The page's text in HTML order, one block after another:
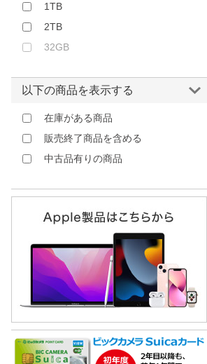
1TB
2TB
32GB
以下の商品を表示する
在庫がある商品
販売終了商品を含める
中古品有りの商品